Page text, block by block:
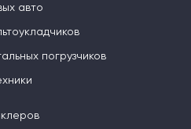
авто
погрузчиков